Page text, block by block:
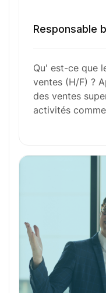
Outils et
Formation et
Perspectives
Avantages
Responsable
Qu' est-ce que
ventes (H/F) ?
des ventes
activités